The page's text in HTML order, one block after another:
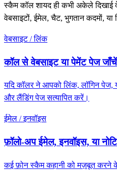
स्कैम कॉल शायद ही कभी अकेले
वेबसाइटों, ईमेल, चैट, भुगतान कदमों, या
वेबसाइट / लिंक
कॉल से वेबसाइट या पेमेंट पेज जाँचें
यदि कॉलर ने आपको लिंक, लॉगिन पेज,
और लैंडिंग पेज सत्यापित करें।
ईमेल / इनवॉइस
फ़ॉलो-अप ईमेल, इनवॉइस, या
कई फ़ोन स्कैम कहानी को मज़बूत करने के